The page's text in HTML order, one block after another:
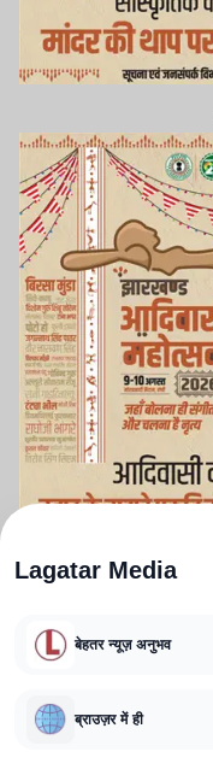
CORRECTIONS POLICY
Lagatar Media
बेहतर न्यूज़ अनुभव
ब्राउज़र में ही